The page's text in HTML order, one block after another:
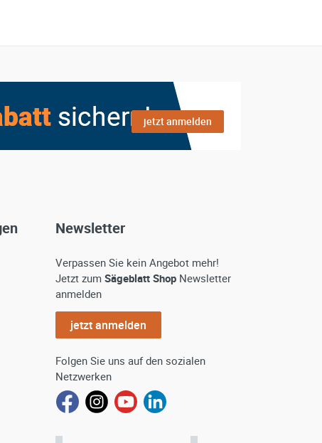
jetzt anmelden
Newsletter
Verpassen Sie kein Angebot mehr!
Jetzt zum Sägeblatt Shop Newsletter
anmelden
jetzt anmelden
Folgen Sie uns auf den sozialen
Netzwerken